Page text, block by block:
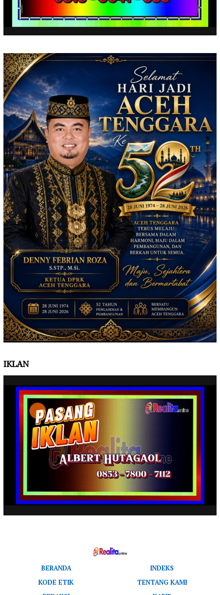
IKLAN
BERANDA
INDEKS
KODE ETIK
TENTANG KAMI